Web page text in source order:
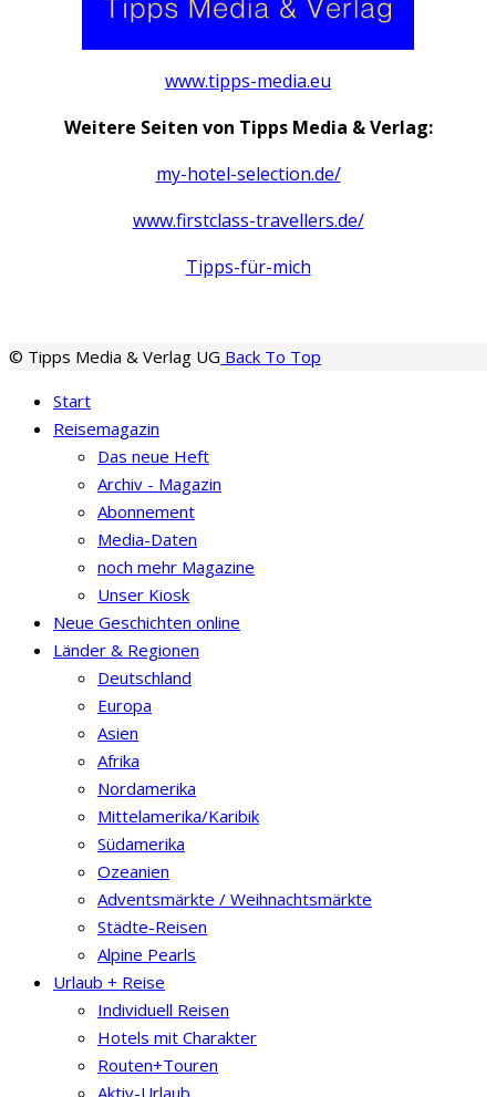
www.tipps-media.eu
Weitere Seiten von Tipps Media & Verlag:
my-hotel-selection.de/
www.firstclass-travellers.de/
Tipps-für-mich
© Tipps Media & Verlag UG Back To Top
Start
Reisemagazin
Das neue Heft
Archiv - Magazin
Abonnement
Media-Daten
noch mehr Magazine
Unser Kiosk
Neue Geschichten online
Länder & Regionen
Deutschland
Europa
Asien
Afrika
Nordamerika
Mittelamerika/Karibik
Südamerika
Ozeanien
Adventsmärkte / Weihnachtsmärkte
Städte-Reisen
Alpine Pearls
Urlaub + Reise
Individuell Reisen
Hotels mit Charakter
Routen+Touren
Aktiv-Urlaub